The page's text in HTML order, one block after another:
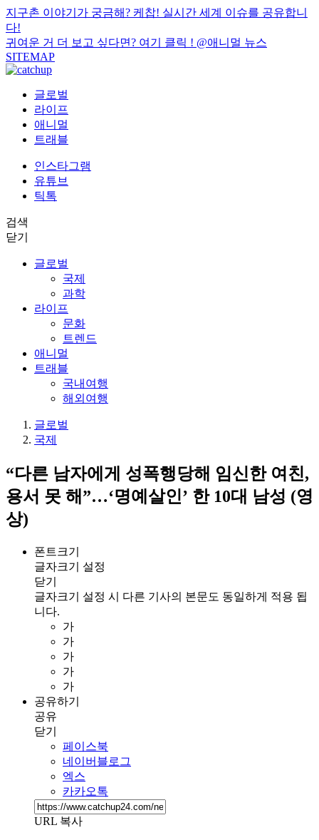
지구촌 이야기가 궁금해? 케찹! 실시간 세계 이슈를 공유합니
다!
귀여운 거 더 보고 싶다면? 여기 클릭 ! @애니멀 뉴스
SITEMAP
글로벌
라이프
애니멀
트래블
인스타그램
유튜브
틱톡
검색
닫기
글로벌
국제
과학
라이프
문화
트렌드
애니멀
트래블
국내여행
해외여행
글로벌
국제
“다른 남자에게 성폭행당해 임신한 여친,
용서 못 해”…‘명예살인’ 한 10대 남성 (영
상)
폰트크기
글자크기 설정
닫기
글자크기 설정 시 다른 기사의 본문도 동일하게 적용 됩
니다.
가
가
가
가
가
공유하기
공유
닫기
페이스북
네이버블로그
엑스
카카오톡
URL 복사